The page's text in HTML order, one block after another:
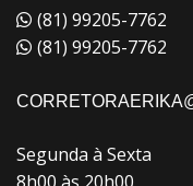
(81) 99205-7762
(81) 99205-7762
Segunda à Sexta